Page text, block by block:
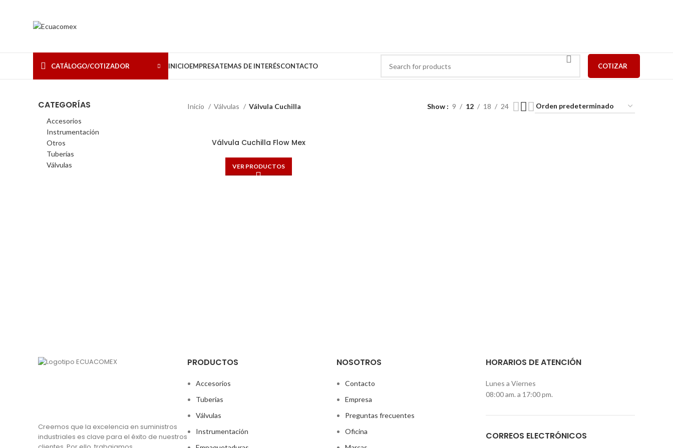
CATÁLOGO/COTIZADOR INICIOEMPRESATEMAS DE INTERÉSCONTACTO COTIZAR
CATEGORÍAS
Accesorios
Instrumentación
Otros
Tuberías
Válvulas
Inicio Válvulas Válvula Cuchilla Show 9 12 18 24
Válvula Cuchilla Flow Mex
VER PRODUCTOS
Creemos que la excelencia en suministros
industriales es clave para el éxito de nuestros
PRODUCTOS
Accesorios
Tuberías
Válvulas
Instrumentación
NOSOTROS
Contacto
Empresa
Preguntas frecuentes
Oficina
HORARIOS DE ATENCIÓN
Lunes a Viernes
08:00 am. a 17:00 pm.
CORREOS ELECTRÓNICOS